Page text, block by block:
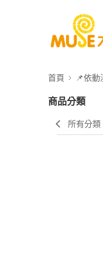
首頁 📌依
商品分類
所有分類